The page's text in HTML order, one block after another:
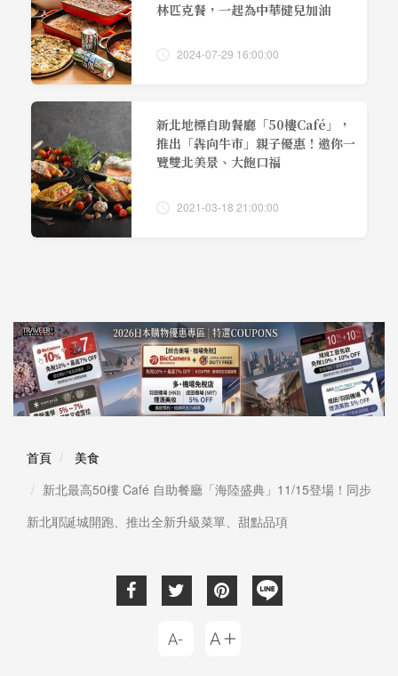
林匹克餐，一起為中華健兒加油
2024-07-29 16:00:00
新北地標自助餐廳「50樓Café」，
推出「犇向牛市」親子優惠！邀你一
覽雙北美景、大飽口福
2021-03-18 21:00:00
首頁
美食
新北最高50樓 Café 自助餐廳「海陸盛典」11/15登場！同步
新北耶誕城開跑、推出全新升級菜單、甜點品項